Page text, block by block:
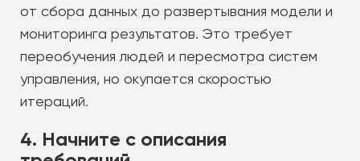
от сбора данных до развертывания модели и
мониторинга результатов. Это требует
переобучения людей и пересмотра систем
управления, но окупается скоростью
итераций.
4. Начните с описания